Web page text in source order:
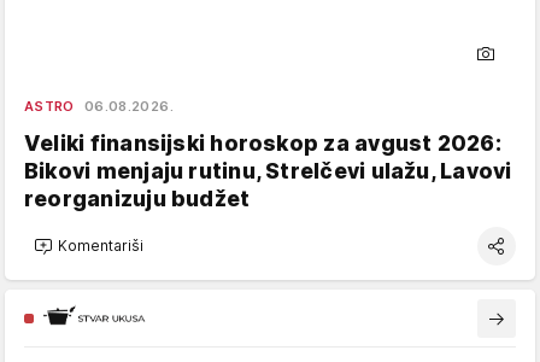
ASTRO 06.08.2026.
Veliki finansijski horoskop za avgust 2026:
Bikovi menjaju rutinu, Strelčevi ulažu, Lavovi
reorganizuju budžet
Komentariši